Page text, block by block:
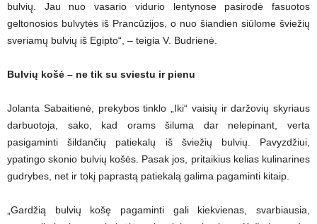
bulvių. Jau nuo vasario vidurio lentynose pasirodė fasuotos
geltonosios bulvytės iš Prancūzijos, o nuo šiandien siūlome šviežių
sveriamų bulvių iš Egipto“, – teigia V. Budrienė.
Bulvių košė – ne tik su sviestu ir pienu
Jolanta Sabaitienė, prekybos tinklo „Iki“ vaisių ir daržovių skyriaus
darbuotoja, sako, kad orams šiluma dar nelepinant, verta
pasigaminti šildančių patiekalų iš šviežių bulvių. Pavyzdžiui,
ypatingo skonio bulvių košės. Pasak jos, pritaikius kelias kulinarines
gudrybes, net ir tokį paprastą patiekalą galima pagaminti kitaip.
„Gardžią bulvių košę pagaminti gali kiekvienas, svarbiausia,